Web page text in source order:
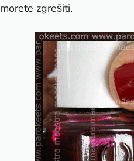
morete zgrešiti.